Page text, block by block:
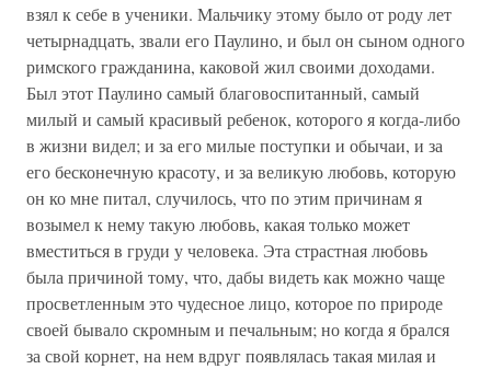
взял к себе в ученики. Мальчику этому было от роду лет
четырнадцать, звали его Паулино, и был он сыном одного
римского гражданина, каковой жил своими доходами.
Был этот Паулино самый благовоспитанный, самый
милый и самый красивый ребенок, которого я когда-либо
в жизни видел; и за его милые поступки и обычаи, и за
его бесконечную красоту, и за великую любовь, которую
он ко мне питал, случилось, что по этим причинам я
возымел к нему такую любовь, какая только может
вместиться в груди у человека. Эта страстная любовь
была причиной тому, что, дабы видеть как можно чаще
просветленным это чудесное лицо, которое по природе
своей бывало скромным и печальным; но когда я брался
за свой корнет, на нем вдруг появлялась такая милая и